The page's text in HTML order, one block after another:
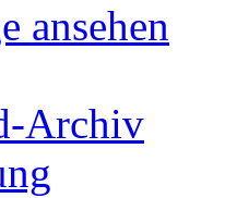
ansehen
Archiv